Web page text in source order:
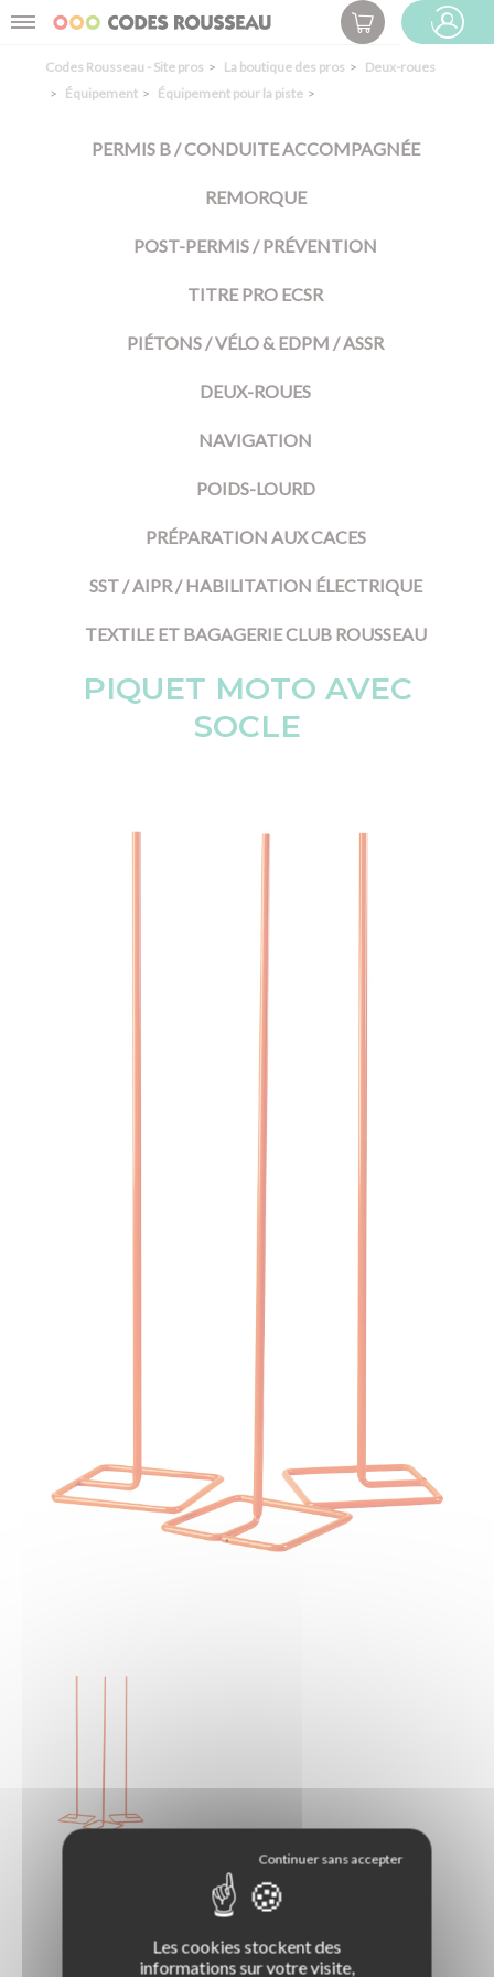
Menu
LA BOUTIQUE DES PROS
Permis B / Conduite accompagnée
Codes Rousseau - Site pros La boutique des pros
Deux-roues
Équipement
Équipement pour la piste
PERMIS B / CONDUITE ACCOMPAGNÉE
REMORQUE
POST-PERMIS / PRÉVENTION
TITRE PRO ECSR
PIÉTONS / VÉLO & EDPM / ASSR
DEUX-ROUES
NAVIGATION
POIDS-LOURD
PRÉPARATION AUX CACES
SST / AIPR / HABILITATION ÉLECTRIQUE
TEXTILE ET BAGAGERIE CLUB ROUSSEAU
PIQUET MOTO AVEC
SOCLE
Panneau de gestion des cookies
Les cookies stockent des
informations sur votre visite,